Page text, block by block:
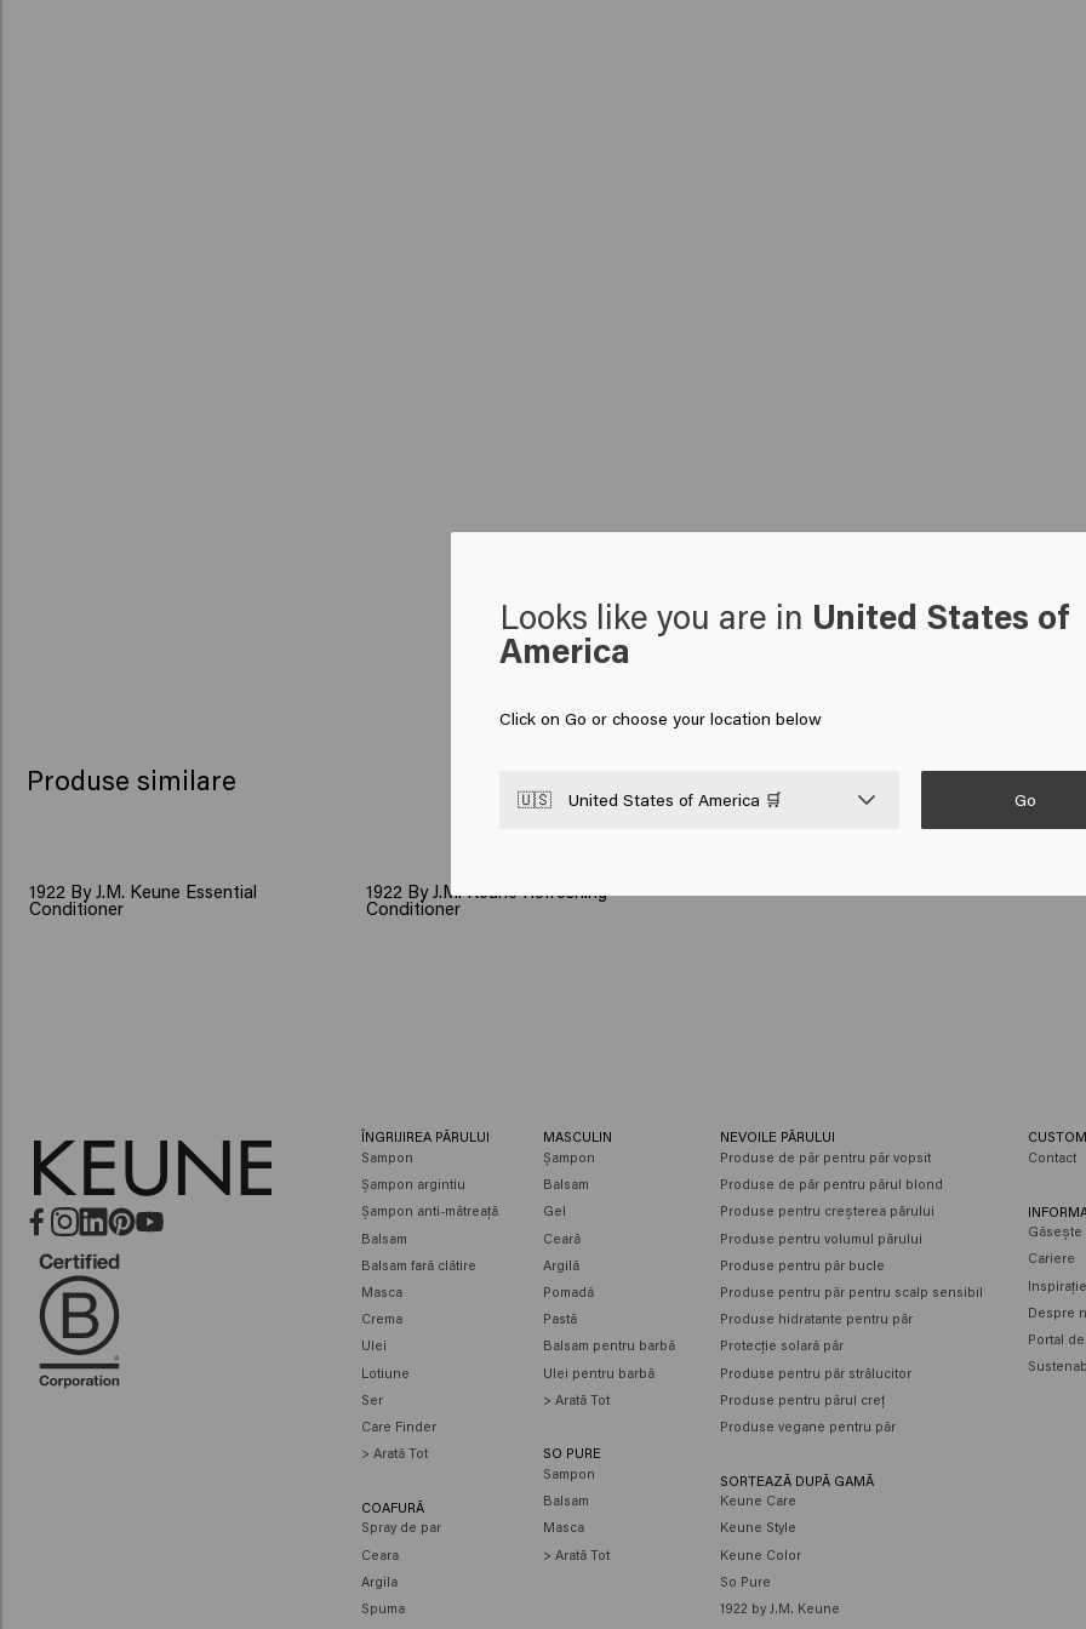
Produse similare
1922 By J.M. Keune Essential
Conditioner
1922 By J.M. Keune Refreshing
Conditioner
Looks like you are in United States of
America
Click on Go or choose your location below
🇺🇸 United States of America 🛒 Go
ÎNGRIJIREA PĂRULUI
Sampon
Șampon argintiu
Șampon anti-mătreață
Balsam
Balsam fară clătire
Masca
Crema
Ulei
Lotiune
Ser
Care Finder
> Arată Tot
COAFURĂ
Spray de par
Ceara
Argila
Spuma
MASCULIN
Șampon
Balsam
Gel
Ceară
Argilă
Pomadă
Pastă
Balsam pentru barbă
Ulei pentru barbă
> Arată Tot
SO PURE
Sampon
Balsam
Masca
> Arată Tot
NEVOILE PĂRULUI
Produse de păr pentru păr vopsit
Produse de păr pentru părul blond
Produse pentru creșterea părului
Produse pentru volumul părului
Produse pentru păr bucle
Produse pentru păr pentru scalp sensibil
Produse hidratante pentru păr
Protecție solară păr
Produse pentru păr strălucitor
Produse pentru părul creț
Produse vegane pentru păr
SORTEAZĂ DUPĂ GAMĂ
Keune Care
Keune Style
Keune Color
So Pure
1922 by J.M. Keune
Contact
Găsește
Cariere
Inspirație
Despre
Portal